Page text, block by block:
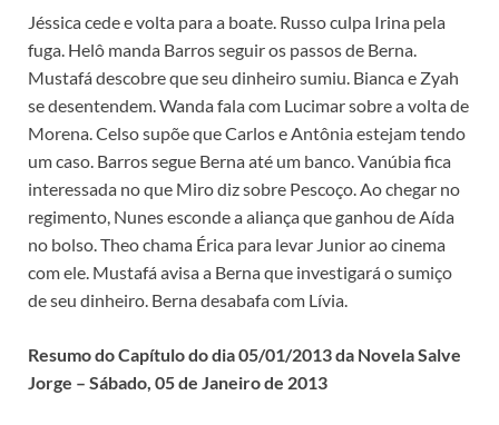
Jéssica cede e volta para a boate. Russo culpa Irina pela
fuga. Helô manda Barros seguir os passos de Berna.
Mustafá descobre que seu dinheiro sumiu. Bianca e Zyah
se desentendem. Wanda fala com Lucimar sobre a volta de
Morena. Celso supõe que Carlos e Antônia estejam tendo
um caso. Barros segue Berna até um banco. Vanúbia fica
interessada no que Miro diz sobre Pescoço. Ao chegar no
regimento, Nunes esconde a aliança que ganhou de Aída
no bolso. Theo chama Érica para levar Junior ao cinema
com ele. Mustafá avisa a Berna que investigará o sumiço
de seu dinheiro. Berna desabafa com Lívia.
Resumo do Capítulo do dia 05/01/2013 da Novela Salve
Jorge – Sábado, 05 de Janeiro de 2013